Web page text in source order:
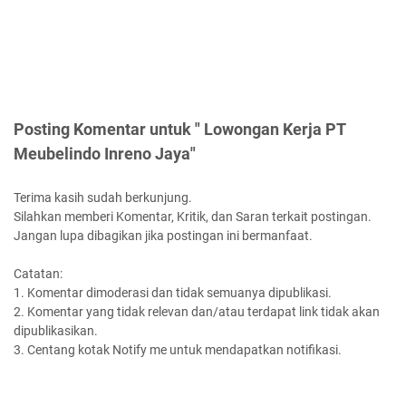
Posting Komentar untuk " Lowongan Kerja PT
Meubelindo Inreno Jaya"
Terima kasih sudah berkunjung.
Silahkan memberi Komentar, Kritik, dan Saran terkait postingan.
Jangan lupa dibagikan jika postingan ini bermanfaat.
Catatan:
1. Komentar dimoderasi dan tidak semuanya dipublikasi.
2. Komentar yang tidak relevan dan/atau terdapat link tidak akan
dipublikasikan.
3. Centang kotak Notify me untuk mendapatkan notifikasi.